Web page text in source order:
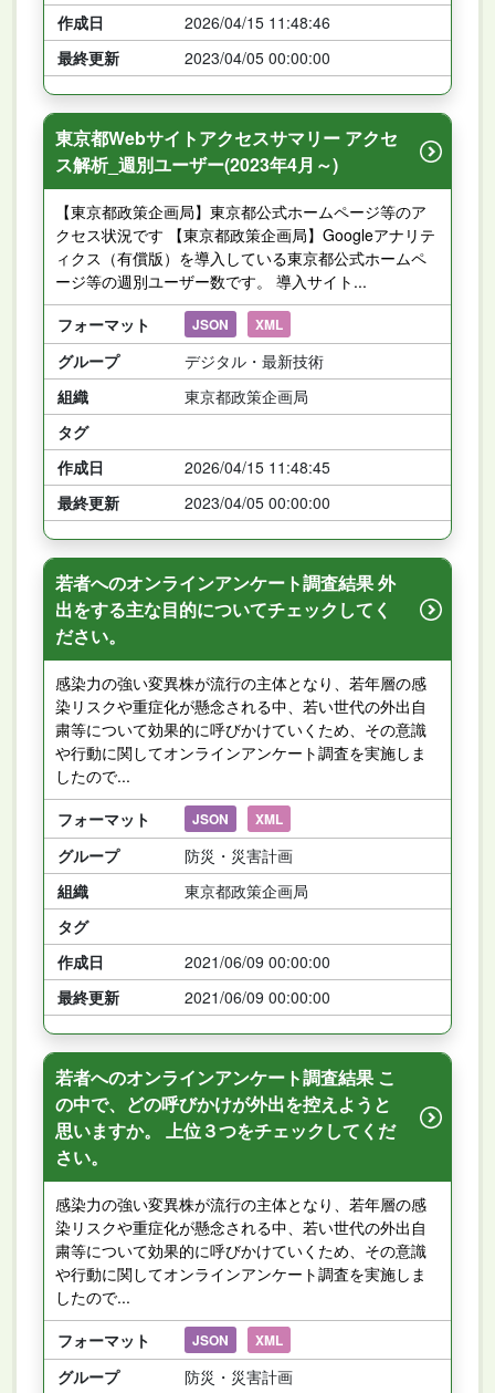
作成日
2026/04/15 11:48:46
最終更新
2023/04/05 00:00:00
東京都Webサイトアクセスサマリー アクセ
ス解析_週別ユーザー(2023年4月～)
【東京都政策企画局】東京都公式ホームページ等のア
クセス状況です 【東京都政策企画局】Googleアナリテ
ィクス（有償版）を導入している東京都公式ホームペ
ージ等の週別ユーザー数です。 導入サイト...
フォーマット
JSON XML
グループ
デジタル・最新技術
組織
東京都政策企画局
タグ
作成日
2026/04/15 11:48:45
最終更新
2023/04/05 00:00:00
若者へのオンラインアンケート調査結果 外
出をする主な目的についてチェックしてく
ださい。
感染力の強い変異株が流行の主体となり、若年層の感
染リスクや重症化が懸念される中、若い世代の外出自
粛等について効果的に呼びかけていくため、その意識
や行動に関してオンラインアンケート調査を実施しま
したので...
フォーマット
JSON XML
グループ
防災・災害計画
組織
東京都政策企画局
タグ
作成日
2021/06/09 00:00:00
最終更新
2021/06/09 00:00:00
若者へのオンラインアンケート調査結果 こ
の中で、どの呼びかけが外出を控えようと
思いますか。 上位３つをチェックしてくだ
さい。
感染力の強い変異株が流行の主体となり、若年層の感
染リスクや重症化が懸念される中、若い世代の外出自
粛等について効果的に呼びかけていくため、その意識
や行動に関してオンラインアンケート調査を実施しま
したので...
フォーマット
JSON XML
グループ
防災・災害計画